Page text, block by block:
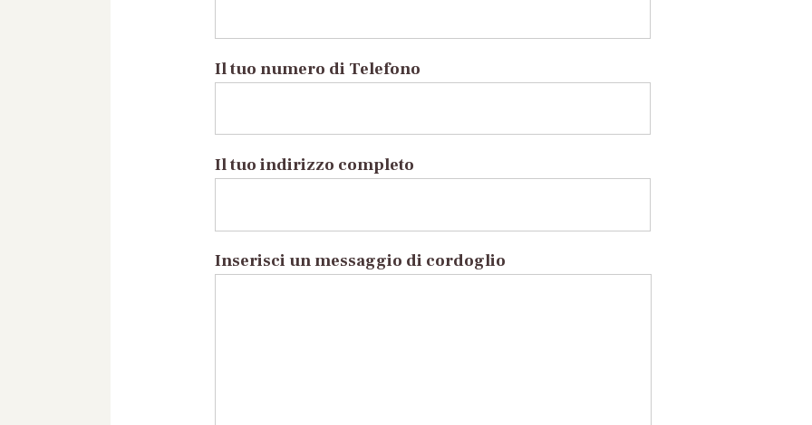
Il tuo numero di Telefono
Il tuo indirizzo completo
Inserisci un messaggio di cordoglio